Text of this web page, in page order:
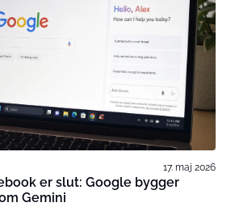
17. maj 2026
er slut: Google bygger
Gemini